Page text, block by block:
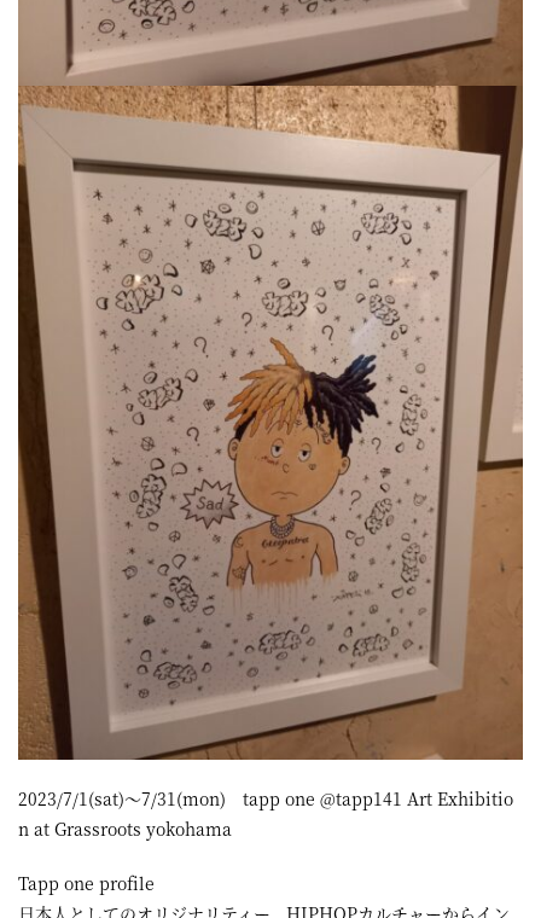
2023/7/1(sat)～7/31(mon) tapp one @tapp141 Art Exhibitio
n at Grassroots yokohama
Tapp one profile
日本人としてのオリジナリティー、HIPHOPカルチャーからイン